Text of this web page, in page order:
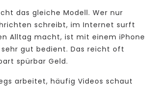
das gleiche Modell. Wer nur
schreibt, im Internet surft
Alltag macht, ist mit einem iPhone
sehr gut bedient. Das reicht oft
spürbar Geld.
arbeitet, häufig Videos schaut